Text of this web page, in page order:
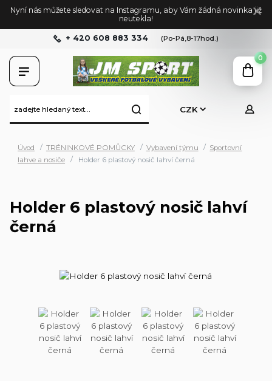
Nyní nás můžete sledovat na Instagramu, aby Vám žádná novinka již
neutekla!
CZK
+ 420 608 883 334 (Po-Pá,8-17hod.)
0
Úvod TRÉNINKOVÉ POMŮCKY Vybavení týmu
Sportovní
lahve a nosiče
Holder 6 plastový nosič lahví černá
Holder 6 plastový nosič lahví
černá